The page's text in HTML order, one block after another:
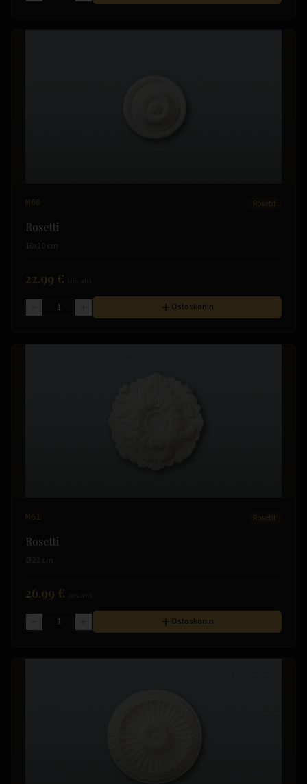
M60 Rosetit
Rosetti
10x10 cm
22.99 €
Ostoskoriin
M61 Rosetit
Rosetti
Ø 22 cm
26.99 €
Ostoskoriin